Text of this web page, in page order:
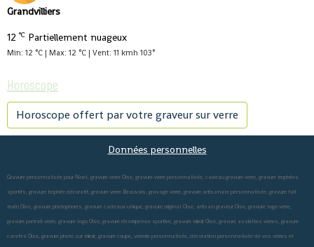
Grandvilliers
12 °C Partiellement nuageux
Min: 12 °C | Max: 12 °C | Vent: 11 kmh 103°
Horoscope
Horoscope offert par votre graveur sur verre
Données personnelles
Gravure personnalisée pour Noel, gravure verre Oise, gravure verre personnalisée, cadeau gravure verre, gravure trophées
sportifs, gravure trophée décoratif, gravure verre Beauvais, gravage verre, gravure artisanale personnalisée, gravure fait
main Oise, gravure photophores, gravure cadeaux unique, gravure original Oise, artisan graveur Oise, gravure logo verre,
gravure portrait verre, gravure logo Oise, gravure récompense sportive, gravure miroir Oise, gravure assiettes verres, gravure
carafes Oise, gravure photo sur miroir, gravure coupe, verrerie personnalisée, décoration personnalisée de vos verres et